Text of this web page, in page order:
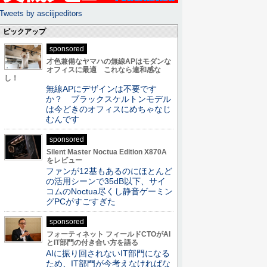
Tweets by asciijpeditors
ピックアップ
sponsored
才色兼備なヤマハの無線APはモダンな
オフィスに最適 これなら違和感な
し！
無線APにデザインは不要です
か？ ブラックスケルトンモデル
は今どきのオフィスにめちゃなじ
むんです
sponsored
Silent Master Noctua Edition X870A
をレビュー
ファンが12基もあるのにほとんど
の活用シーンで35dB以下、サイ
コムのNoctua尽くし静音ゲーミン
グPCがすごすぎた
sponsored
フォーティネット フィールドCTOがAI
とIT部門の付き合い方を語る
AIに振り回されないIT部門になる
ため、IT部門が今考えなければな